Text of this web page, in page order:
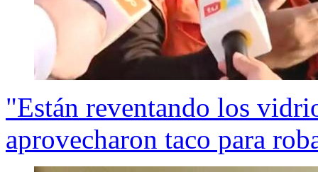
"Están reventando los
aprovecharon taco para